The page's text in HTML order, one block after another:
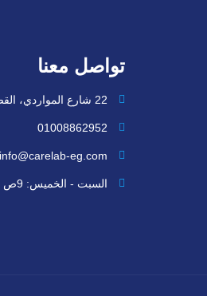
تواصل معنا
22 شارع المواردي، القصر العيني
01008862952
info@carelab-eg.com
السبت - الخميس: 9ص حتى 8م